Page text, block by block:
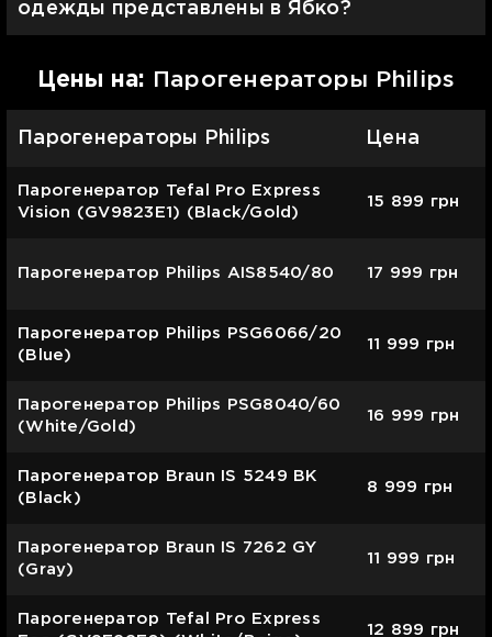
одежды представлены в Ябко?
Цены на: Парогенераторы Philips
Парогенераторы Philips Цена
Парогенератор Tefal Pro Express
Vision (GV9823E1) (Black/Gold)
15 899 грн
Парогенератор Philips AIS8540/80 17 999 грн
Парогенератор Philips PSG6066/20
(Blue)
11 999 грн
Парогенератор Philips PSG8040/60
(White/Gold)
16 999 грн
Парогенератор Braun IS 5249 BK
(Black)
8 999 грн
Парогенератор Braun IS 7262 GY
(Gray)
11 999 грн
Парогенератор Tefal Pro Express
12 899 грн